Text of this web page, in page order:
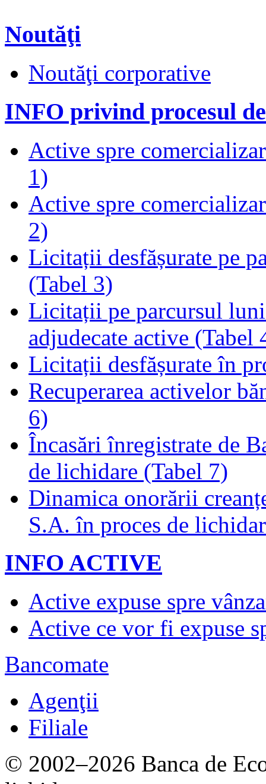
Noutăţi
Noutăţi corporative
INFO privind procesul
Active spre
1)
Active spre
2)
Licitații desfășurate pe
(Tabel 3)
Licitații pe parcursul
adjudecate active (Tabel
Licitații desfășurate în
Recuperarea activelor
6)
Încasări înregistrate de
de lichidare (Tabel 7)
Dinamica onorării
S.A. în proces de
INFO ACTIVE
Active expuse spre
Active ce vor fi expuse
Bancomate
Agenţii
Filiale
© 2002–2026 Banca de